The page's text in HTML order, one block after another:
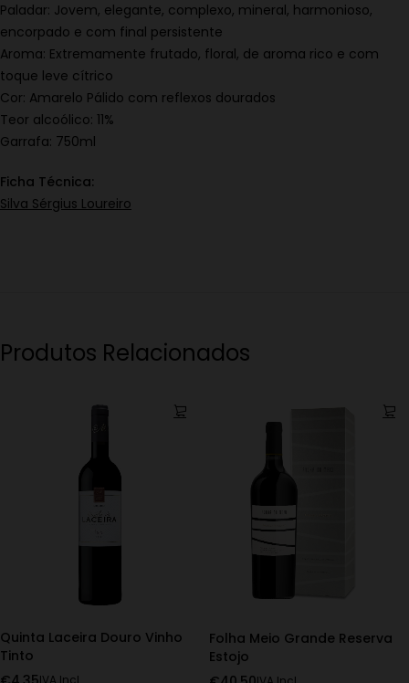
Paladar: Jovem, elegante, complexo, mineral, harmonioso,
encorpado e com final persistente
Aroma: Extremamente frutado, floral, de aroma rico e com
toque leve cítrico
Cor: Amarelo Pálido com reflexos dourados
Teor alcoólico: 11%
Garrafa: 750ml
Ficha Técnica:
Silva Sérgius Loureiro
Produtos Relacionados
Quinta Laceira Douro Vinho
Tinto
IVA Incl.
Folha Meio Grande Reserva
Estojo